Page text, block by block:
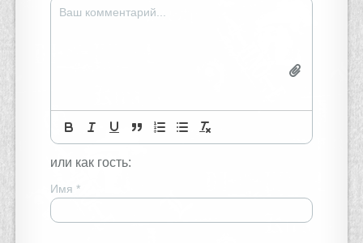
или как гость:
Имя *